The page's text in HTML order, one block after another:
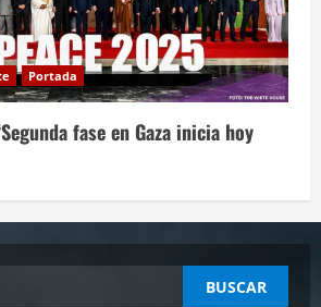
Portada
fase en Gaza inicia hoy